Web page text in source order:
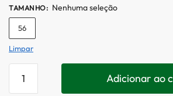
TAMANHO: Nenhuma seleção
56
Limpar
Adicionar ao